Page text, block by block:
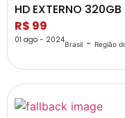
HD EXTERNO
R$ 99
01 ago - 2024Brasil - Região